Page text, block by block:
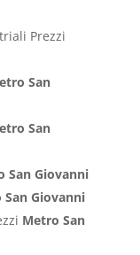
Prezzi
San
San
San Giovanni
San Giovanni
Metro San